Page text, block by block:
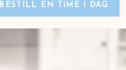
BESTILL EN TIME I DAG